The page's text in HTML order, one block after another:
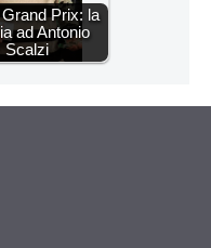
Prix: la
ad Antonio
Scalzi